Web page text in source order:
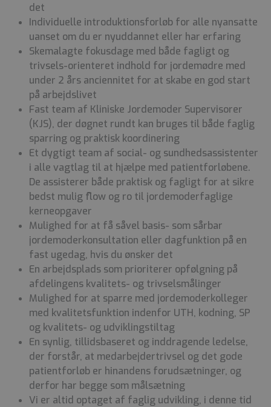
det
Individuelle introduktionsforløb for alle nyansatte
uanset om du er nyuddannet eller har erfaring
Skemalagte fokusdage med både fagligt og
trivsels-orienteret indhold for jordemødre med
under 2 års anciennitet for at skabe en god start
på arbejdslivet
Fast team af Kliniske Jordemoder Supervisorer
(KJS), der døgnet rundt kan bruges til både faglig
sparring og praktisk koordinering
Et dygtigt team af social- og sundhedsassistenter
i alle vagtlag til at hjælpe med patientforløbene.
De assisterer både praktisk og fagligt for at sikre
bedst mulig flow og ro til jordemoderfaglige
kerneopgaver
Mulighed for at få såvel basis- som sårbar
jordemoderkonsultation eller dagfunktion på en
fast ugedag, hvis du ønsker det
En arbejdsplads som prioriterer opfølgning på
afdelingens kvalitets- og trivselsmålinger
Mulighed for at sparre med jordemoderkolleger
med kvalitetsfunktion indenfor UTH, kodning, SP
og kvalitets- og udviklingstiltag
En synlig, tillidsbaseret og inddragende ledelse,
der forstår, at medarbejdertrivsel og det gode
patientforløb er hinandens forudsætninger, og
derfor har begge som målsætning
Vi er altid optaget af faglig udvikling, i denne tid